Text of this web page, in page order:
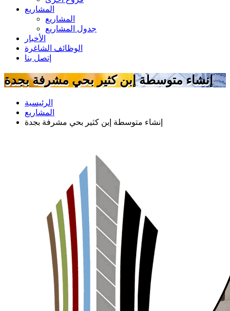
المشاريع
المشاريع
جدول المشاريع
الأخبار
الوظائف الشاغرة
إتصل بنا
إنشاء متوسطة إبن كثير بحي مشرفة بجدة
الرئيسية
المشاريع
إنشاء متوسطة إبن كثير بحي مشرفة بجدة